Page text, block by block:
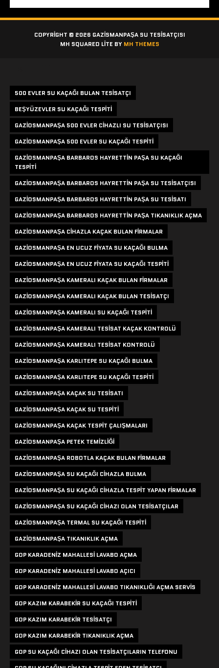
COPYRIGHT © 2026 GAZISMANPAŞA SU TESISATÇISI
MH SQUARED LITE BY MH THEMES
500 EVLER SU KAÇAĞI BULAN TESISATÇI
BEŞYÜZEVLER SU KAÇAĞI TESPITI
GAZIOSMANPAŞA 500 EVLER CIHAZLI SU TESISATÇISI
GAZIOSMANPAŞA 500 EVLER SU KAÇAĞI TESPITI
GAZIOSMANPAŞA BARBAROS HAYRETTIN PAŞA SU KAÇAĞI
TESPITI
GAZIOSMANPAŞA BARBAROS HAYRETTIN PAŞA SU TESISATÇISI
GAZIOSMANPAŞA BARBAROS HAYRETTIN PAŞA SU TESISATI
GAZIOSMANPAŞA BARBAROS HAYRETTIN PAŞA TIKANIKLIK AÇMA
GAZIOSMANPAŞA CIHAZLA KAÇAK BULAN FIRMALAR
GAZIOSMANPAŞA EN UCUZ FIYATA SU KAÇAĞI BULMA
GAZIOSMANPAŞA EN UCUZ FIYATA SU KAÇAĞI TESPITI
GAZIOSMANPAŞA KAMERALI KAÇAK BULAN FIRMALAR
GAZIOSMANPAŞA KAMERALI KAÇAK BULAN TESISATÇI
GAZIOSMANPAŞA KAMERALI SU KAÇAĞI TESPITI
GAZIOSMANPAŞA KAMERALI TESISAT KAÇAK KONTROLÜ
GAZIOSMANPAŞA KAMERALI TESISAT KONTROLÜ
GAZIOSMANPAŞA KARLITEPE SU KAÇAĞI BULMA
GAZIOSMANPAŞA KARLITEPE SU KAÇAĞI TESPITI
GAZIOSMANPAŞA KAÇAK SU TESISATI
GAZIOSMANPAŞA KAÇAK SU TESPITI
GAZIOSMANPAŞA KAÇAK TESPIT ÇALIŞMALARI
GAZIOSMANPAŞA PETEK TEMIZLIĞI
GAZIOSMANPAŞA ROBOTLA KAÇAK BULAN FIRMALAR
GAZIOSMANPAŞA SU KAÇAĞI CIHAZLA BULMA
GAZIOSMANPAŞA SU KAÇAĞI CIHAZLA TESPIT YAPAN FIRMALAR
GAZIOSMANPAŞA SU KAÇAĞI CIHAZI OLAN TESISATÇILAR
GAZIOSMANPAŞA TERMAL SU KAÇAĞI TESPITI
GAZIOSMANPAŞA TIKANIKLIK AÇMA
GOP KARADENIZ MAHALLESI LAVABO AÇMA
GOP KARADENIZ MAHALLESI LAVABO AÇICI
GOP KARADENIZ MAHALLESI LAVABO TIKANIKLIĞI AÇMA SERVIS
GOP KAZIM KARABEKIR SU KAÇAĞI TESPITI
GOP KAZIM KARABEKIR TESISATÇI
GOP KAZIM KARABEKIR TIKANIKLIK AÇMA
GOP SU KAÇAĞI CIHAZI OLAN TESISATÇILARIN TELEFONU